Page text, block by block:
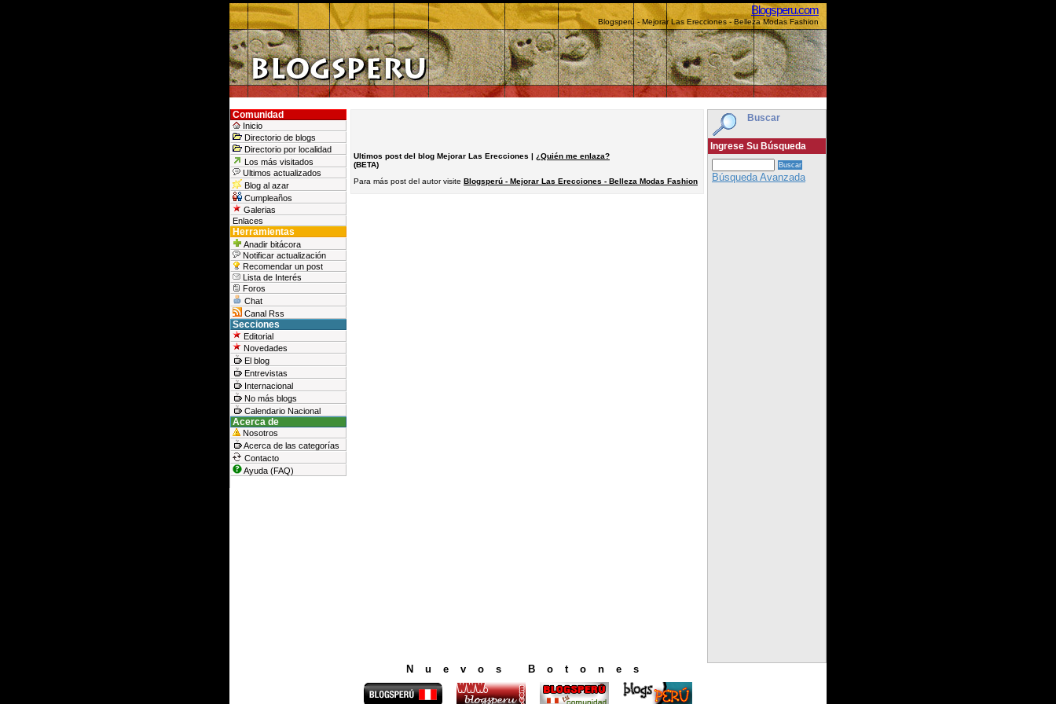
Blogsperu.com
Blogsperú - Mejorar Las Erecciones - Belleza Modas Fashion
Buscar
Ingrese Su Búsqueda
Búsqueda Avanzada
Comunidad
Inicio
Directorio de blogs
Directorio por localidad
Los más visitados
Ultimos actualizados
Blog al azar
Cumpleaños
Galerias
Enlaces
Herramientas
Anadir bitácora
Notificar actualización
Recomendar un post
Lista de Interés
Foros
Chat
Canal Rss
Secciones
Editorial
Novedades
El blog
Entrevistas
Internacional
No más blogs
Calendario Nacional
Acerca de
Nosotros
Acerca de las categorías
Contacto
Ayuda (FAQ)
Ultimos post del blog Mejorar Las Erecciones | ¿Quién me enlaza?
(BETA)
Para más post del autor visite Blogsperú - Mejorar Las Erecciones - Belleza Modas Fashion
Nuevos Botones